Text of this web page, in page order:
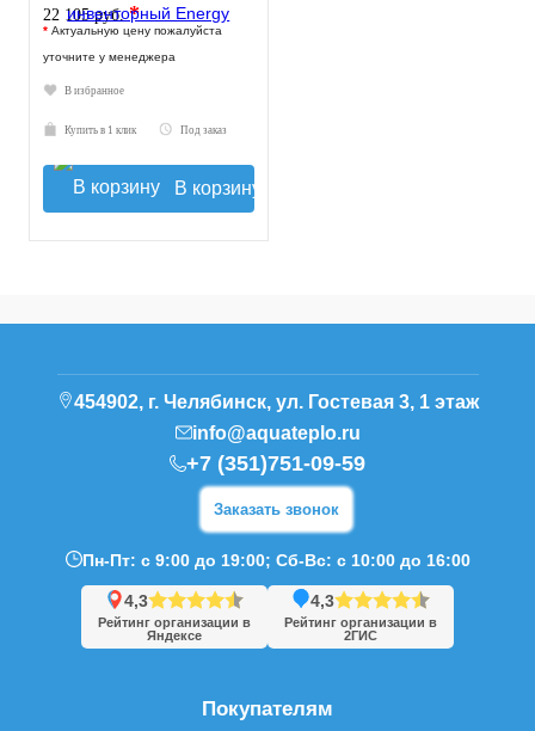
22 105 руб.*
* Актуальную цену пожалуйста
уточните у менеджера
В избранное
Купить в 1 клик Под заказ
В корзину
Покупателям
454902, г. Челябинск, ул. Гостевая 3, 1 этаж
info@aquateplo.ru
+7 (351)751-09-59
Заказать звонок
Пн-Пт: с 9:00 до 19:00; Сб-Вс: с 10:00 до 16:00
4,3
Рейтинг организации в
Яндексе
4,3
Рейтинг организации в
2ГИС